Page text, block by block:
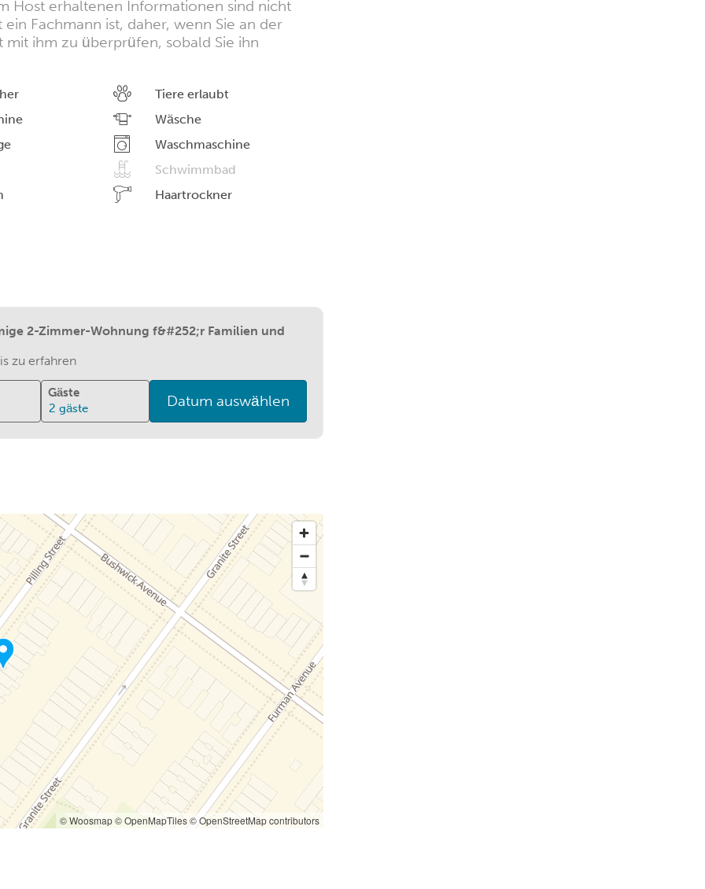
Host erhaltenen Informationen sind nicht
Fachmann ist, daher, wenn Sie an der
ihm zu überprüfen, sobald Sie ihn
Tiere erlaubt
Wäsche
Waschmaschine
Schwimmbad
Haartrockner
2-Zimmer-Wohnung f&#252;r Familien und
zu erfahren
Gäste
2 gäste Datum auswählen
© Woosmap© OpenMapTiles© OpenStreetMap contributors